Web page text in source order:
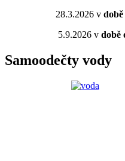
28.3.2026 vdobě
5.9.2026 vdobě
Samoodečty vody